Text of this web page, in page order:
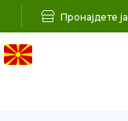
Пронајдете ја